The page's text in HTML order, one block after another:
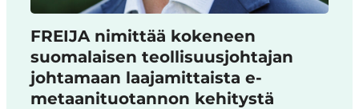
FREIJA nimittää kokeneen
suomalaisen teollisuusjohtajan
johtamaan laajamittaista e-
metaanituotannon kehitystä